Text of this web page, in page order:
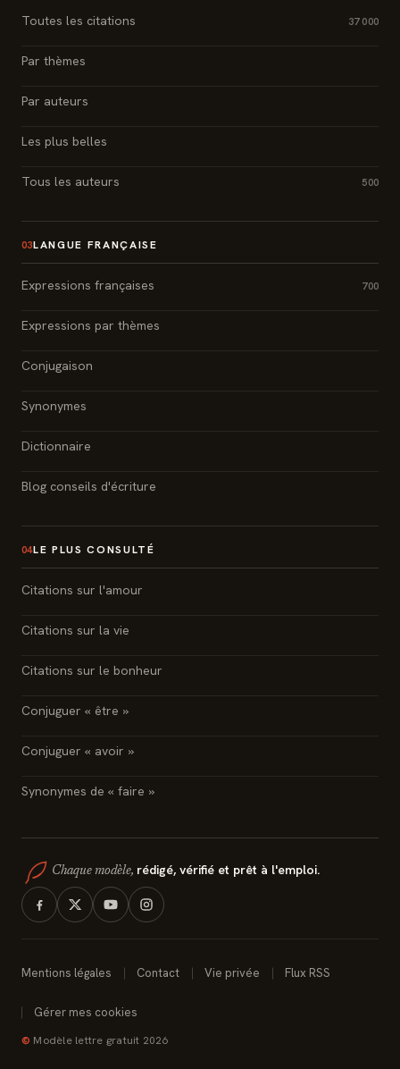
Toutes les citations 37 000
Par thèmes
Par auteurs
Les plus belles
Tous les auteurs 500
03LANGUE FRANÇAISE
Expressions françaises 700
Expressions par thèmes
Conjugaison
Synonymes
Dictionnaire
Blog conseils d'écriture
04LE PLUS CONSULTÉ
Citations sur l'amour
Citations sur la vie
Citations sur le bonheur
Conjuguer « être »
Conjuguer « avoir »
Synonymes de « faire »
Chaque modèle, rédigé, vérifié et prêt à l'emploi.
Mentions légales Contact Vie privée Flux RSS
Gérer mes cookies
© Modèle lettre gratuit 2026